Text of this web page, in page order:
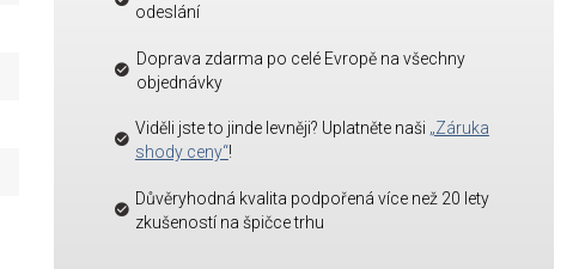
odeslání
Doprava zdarma po celé Evropě na všechny
objednávky
Viděli jste to jinde levněji? Uplatněte naši „Záruka
shody ceny“!
Důvěryhodná kvalita podpořená více než 20 lety
zkušeností na špičce trhu